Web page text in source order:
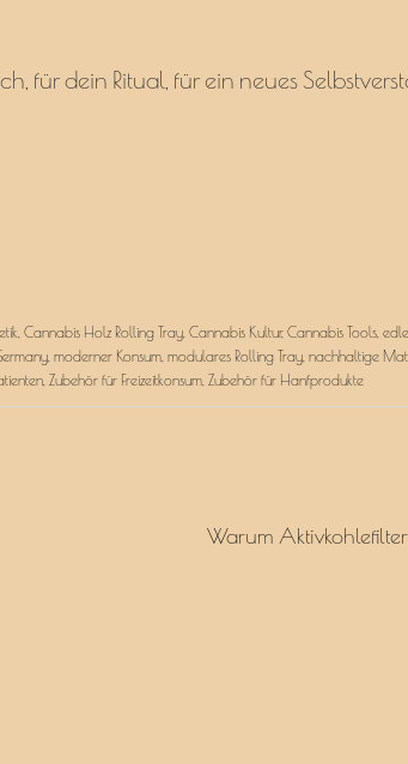
für dein Ritual, für ein neues
, Cannabis Holz Rolling Tray, Cannabis Kultur, Cannabis Tools,
, moderner Konsum, modulares Rolling Tray, nachhaltige
, Zubehör für Freizeitkonsum, Zubehör für Hanfprodukte
Warum